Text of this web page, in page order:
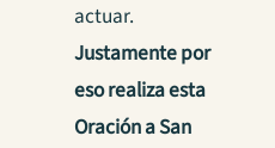
actuar.
Justamente por
eso realiza esta
Oración a San